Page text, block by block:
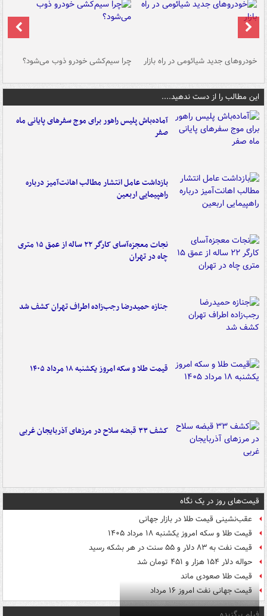
خودروهای جدید شیائومی در راه بازار چرا سیم‌کشی خودرو ذوب می‌شود؟
این مطالب را از دست ندهید....
آماده‌باش پلیس راهور برای موج سفرهای پایانی ماه
صفر
بازداشت عامل انتشار مطالب اهانت‌آمیز درباره
راهپیمایی اربعین
نجات معجزه‌آسای کارگر ۲۲ ساله از عمق ۱۵ متری
چاه در تهران
جنازه حمیدرضا رجب‌زاده اطراف تهران کشف شد
قیمت طلا و سکه امروز یکشنبه ۱۸ مرداد ۱۴۰۵
کشف ۳۳ قبضه سلاح در مرزهای آذربایجان غربی
قیمت‌های روز در یک نگاه
عقب‌نشینی قیمت طلا در بازار جهانی
قیمت طلا و سکه امروز یکشنبه ۱۸ مرداد ۱۴۰۵
قیمت نفت به ۸۳ دلار و ۵۵ سنت در هر بشکه رسید
حواله دلار ۱۵۴ هزار و ۴۵۱ تومان شد
قیمت طلا صعودی ماند
قیمت جهانی نفت امروز ۱۶ مرداد